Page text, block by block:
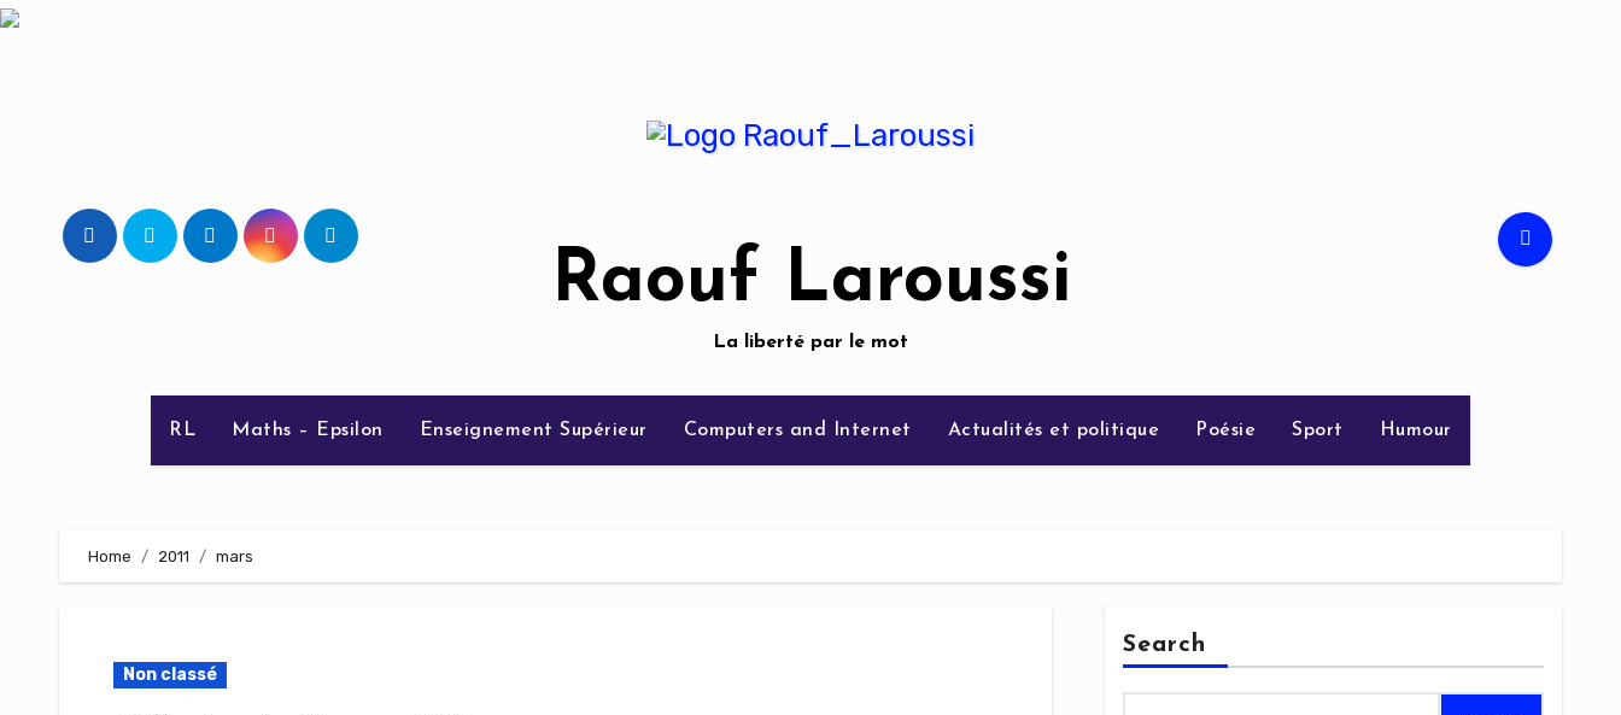
Skip
Raouf Laroussi
La liberté par le mot
RL Maths – Epsilon Enseignement Supérieur Computers and Internet Actualités et politique Poésie Sport Humour
Home 2011 mars
Non classé
Search